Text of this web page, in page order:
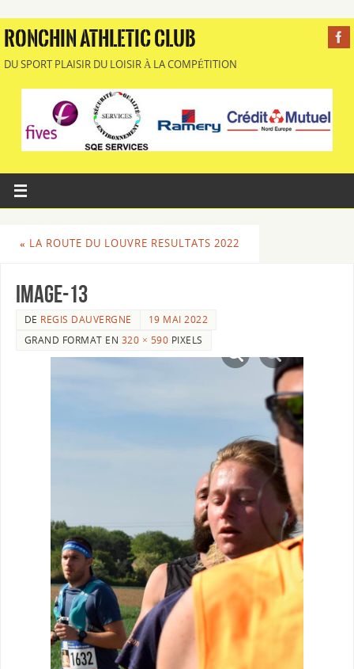
RONCHIN ATHLETIC CLUB
DU SPORT PLAISIR DU LOISIR À LA COMPÉTITION
« LA ROUTE DU LOUVRE RESULTATS 2022
image-13
DE REGIS DAUVERGNE
19 MAI 2022
GRAND FORMAT EN 320 × 590 PIXELS